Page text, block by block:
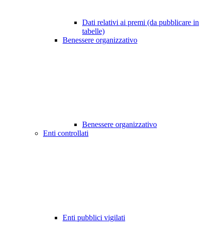
Dati relativi ai premi (da pubblicare in
tabelle)
Benessere organizzativo
Benessere organizzativo
Enti controllati
Enti pubblici vigilati